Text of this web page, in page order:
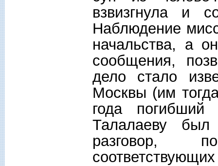
взвизгнула и
Наблюдение
начальства, а
сообщения,
дело стало
Москвы (им
года
Талалаеву
разговор,